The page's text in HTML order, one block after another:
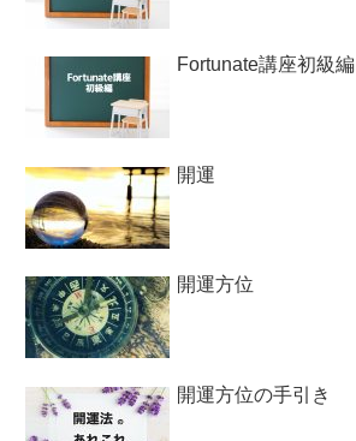
Fortunate講座初級編
開運
開運方位
開運方位の手引き